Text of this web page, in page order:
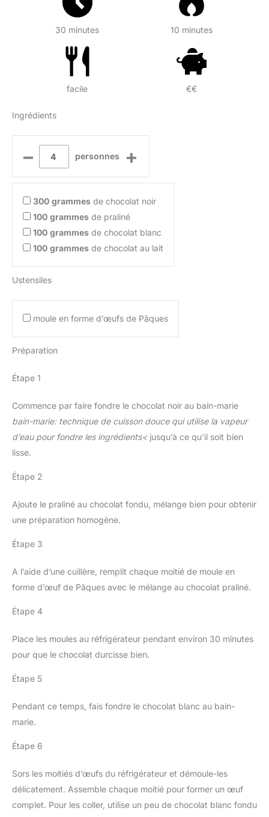
30 minutes 10 minutes
facile €€
Ingrédients
– personnes +
300 grammes de chocolat noir
100 grammes de praliné
100 grammes de chocolat blanc
100 grammes de chocolat au lait
Ustensiles
moule en forme d’œufs de Pâques
Préparation
Étape 1
Commence par faire fondre le chocolat noir au bain-marie
bain-marie: technique de cuisson douce qui utilise la vapeur
d’eau pour fondre les ingrédients<jusqu’à ce qu’il soit bien
lisse.
Étape 2
Ajoute le praliné au chocolat fondu, mélange bien pour obtenir
une préparation homogène.
Étape 3
A l’aide d’une cuillère, remplit chaque moitié de moule en
forme d’œuf de Pâques avec le mélange au chocolat praliné.
Étape 4
Place les moules au réfrigérateur pendant environ 30 minutes
pour que le chocolat durcisse bien.
Étape 5
Pendant ce temps, fais fondre le chocolat blanc au bain-
marie.
Étape 6
Sors les moitiés d’œufs du réfrigérateur et démoule-les
délicatement. Assemble chaque moitié pour former un œuf
complet. Pour les coller, utilise un peu de chocolat blanc fondu